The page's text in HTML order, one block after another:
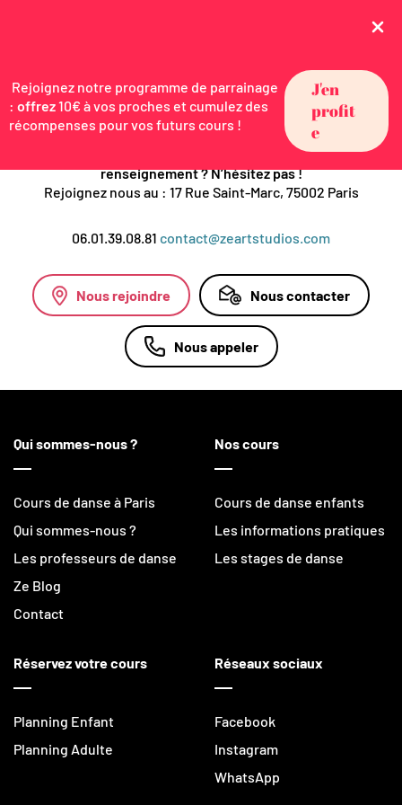
Rejoignez notre programme de parrainage
: offrez10€ à vos proches et cumulez des
récompenses pour vos futurs cours !
J'en
profit
e
Cours de danse à Paris - Contact
Besoin d’une information en particulier ? D’un
renseignement ? N’hésitez pas !
Rejoignez nous au : 17 Rue Saint-Marc, 75002 Paris
06.01.39.08.81 contact@zeartstudios.com
Nous rejoindre Nous contacter
Nous appeler
Qui sommes-nous ?
Cours de danse à Paris
Qui sommes-nous ?
Les professeurs de danse
Ze Blog
Contact
Nos cours
Cours de danse enfants
Les informations pratiques
Les stages de danse
Réservez votre cours
Planning Enfant
Planning Adulte
Réseaux sociaux
Facebook
Instagram
WhatsApp